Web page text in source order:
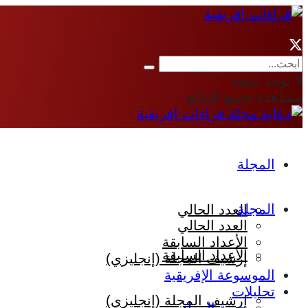
لا توجد نتيجة
مشاهدة جميع النتائج
المجلة
العدد الحالي
الأعداد السابقة
إرشيف المجلة (إنجليزي)
المجلة
العدد الحالي
الأعداد السابقة
إرشيف المجلة (إنجليزي)
الموسوعة الإفريقية
تحليلات